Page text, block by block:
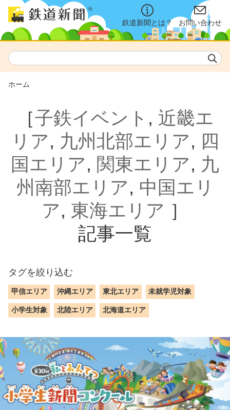
鉄道新聞とは？ お問い合わせ
ホーム
［子鉄イベント , 近畿エ
リア, 九州北部エリア, 四
国エリア, 関東エリア, 九
州南部エリア, 中国エリ
ア, 東海エリア ］
記事一覧
タグを絞り込む
甲信エリア 沖縄エリア 東北エリア 未就学児対象
小学生対象 北陸エリア 北海道エリア